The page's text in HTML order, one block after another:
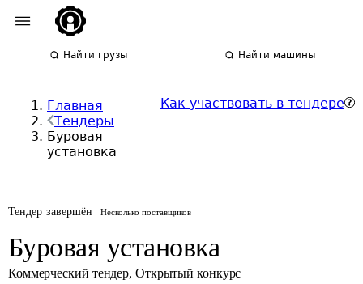
Найти грузы Найти машины
Главная
Тендеры
Буровая
установка
Как участвовать в тендере
Тендер завершён Несколько поставщиков
Буровая установка
Коммерческий тендер, Открытый конкурс